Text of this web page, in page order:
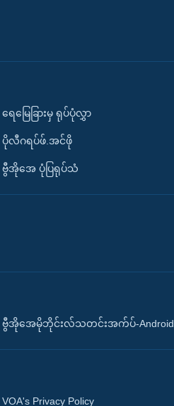
ရေမြေခြားမှ ရုပ်ပုံလွှာ
ပိုလီဂရပ်ဖ်.အင်ဖို
ဗွီအိုအေ ပုံပြရုပ်သံ
ဗွီအိုအေမိုဘိုင်းလ်သတင်းအက်ပ်-Android
VOA's Privacy Policy